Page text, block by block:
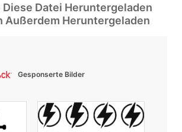
Diese Datei Heruntergeladen
Außerdem Heruntergeladen
Gesponserte Bilder